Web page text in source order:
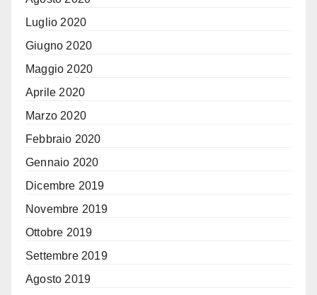
Luglio 2020
Giugno 2020
Maggio 2020
Aprile 2020
Marzo 2020
Febbraio 2020
Gennaio 2020
Dicembre 2019
Novembre 2019
Ottobre 2019
Settembre 2019
Agosto 2019